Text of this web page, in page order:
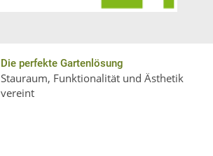
Die perfekte Gartenlösung
Stauraum, Funktionalität und Ästhetik
vereint